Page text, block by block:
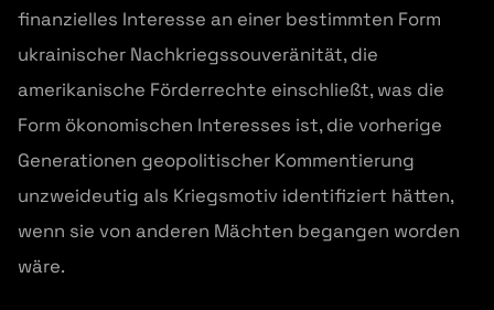
finanzielles Interesse an einer bestimmten Form
ukrainischer Nachkriegssouveränität, die
amerikanische Förderrechte einschließt, was die
Form ökonomischen Interesses ist, die vorherige
Generationen geopolitischer Kommentierung
unzweideutig als Kriegsmotiv identifiziert hätten,
wenn sie von anderen Mächten begangen worden
wäre.